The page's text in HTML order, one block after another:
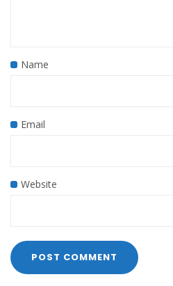
Name
Email
Website